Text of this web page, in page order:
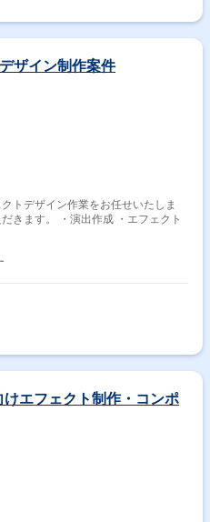
ザイン制作案件
トデザイン作業をお任せいたしま
・エフェクト
エフェクト制作・コンポ